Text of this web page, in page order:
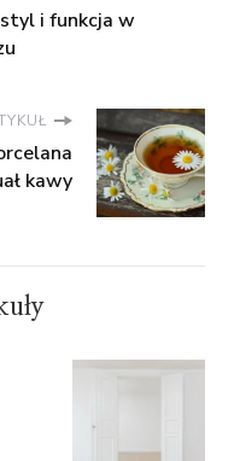
i funkcja w
kawy